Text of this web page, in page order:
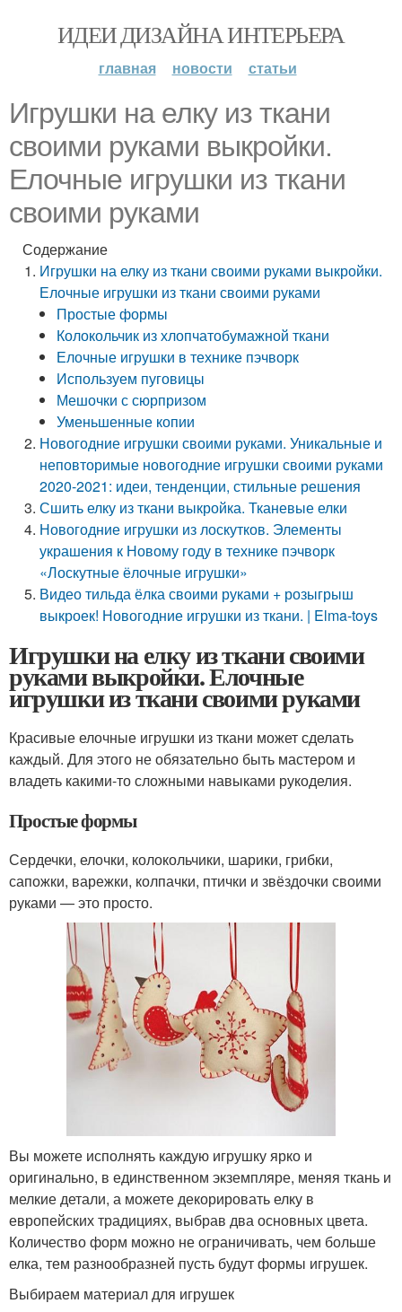
ИДЕИ ДИЗАЙНА ИНТЕРЬЕРА
главная новости статьи
Игрушки на елку из ткани
своими руками выкройки.
Елочные игрушки из ткани
своими руками
Содержание
Игрушки на елку из ткани своими руками выкройки.
Елочные игрушки из ткани своими руками
Простые формы
Колокольчик из хлопчатобумажной ткани
Елочные игрушки в технике пэчворк
Используем пуговицы
Мешочки с сюрпризом
Уменьшенные копии
Новогодние игрушки своими руками. Уникальные и
неповторимые новогодние игрушки своими руками
2020-2021: идеи, тенденции, стильные решения
Сшить елку из ткани выкройка. Тканевые елки
Новогодние игрушки из лоскутков. Элементы
украшения к Новому году в технике пэчворк
«Лоскутные ёлочные игрушки»
Видео тильда ёлка своими руками + розыгрыш
выкроек! Новогодние игрушки из ткани. | Elma-toys
Игрушки на елку из ткани своими
руками выкройки. Елочные
игрушки из ткани своими руками
Красивые елочные игрушки из ткани может сделать
каждый. Для этого не обязательно быть мастером и
владеть какими-то сложными навыками рукоделия.
Простые формы
Сердечки, елочки, колокольчики, шарики, грибки,
сапожки, варежки, колпачки, птички и звёздочки своими
руками — это просто.
Вы можете исполнять каждую игрушку ярко и
оригинально, в единственном экземпляре, меняя ткань и
мелкие детали, а можете декорировать елку в
европейских традициях, выбрав два основных цвета.
Количество форм можно не ограничивать, чем больше
елка, тем разнообразней пусть будут формы игрушек.
Выбираем материал для игрушек